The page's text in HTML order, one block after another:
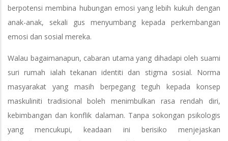
berpotensi membina hubungan emosi yang lebih kukuh dengan
anak-anak, sekali gus menyumbang kepada perkembangan
emosi dan sosial mereka.
Walau bagaimanapun, cabaran utama yang dihadapi oleh suami
suri rumah ialah tekanan identiti dan stigma sosial. Norma
masyarakat yang masih berpegang teguh kepada konsep
maskuliniti tradisional boleh menimbulkan rasa rendah diri,
kebimbangan dan konflik dalaman. Tanpa sokongan psikologis
yang mencukupi, keadaan ini berisiko menjejaskan